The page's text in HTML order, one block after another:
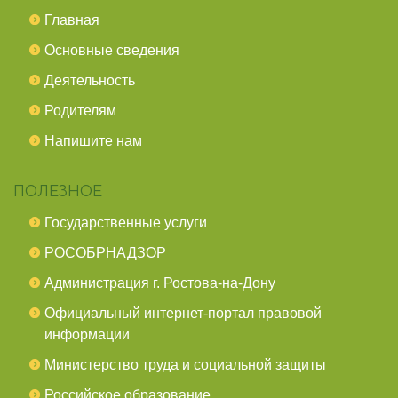
Главная
Основные сведения
Деятельность
Родителям
Напишите нам
ПОЛЕЗНОЕ
Государственные услуги
РОСОБРНАДЗОР
Администрация г. Ростова-на-Дону
Официальный интернет-портал правовой
информации
Министерство труда и социальной защиты
Российское образование